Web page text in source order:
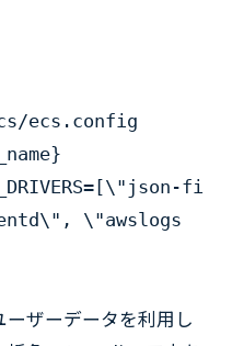
ecs.config
fi
\"awslogs
ーザーデータを利用し